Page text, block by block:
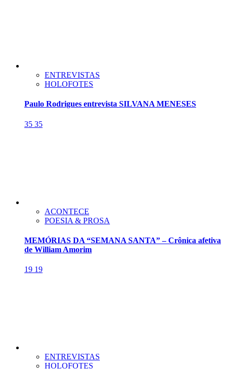
ENTREVISTAS
HOLOFOTES
Paulo Rodrigues entrevista SILVANA MENESES
35 35
ACONTECE
POESIA & PROSA
MEMÓRIAS DA “SEMANA SANTA” – Crônica afetiva
de William Amorim
19 19
ENTREVISTAS
HOLOFOTES